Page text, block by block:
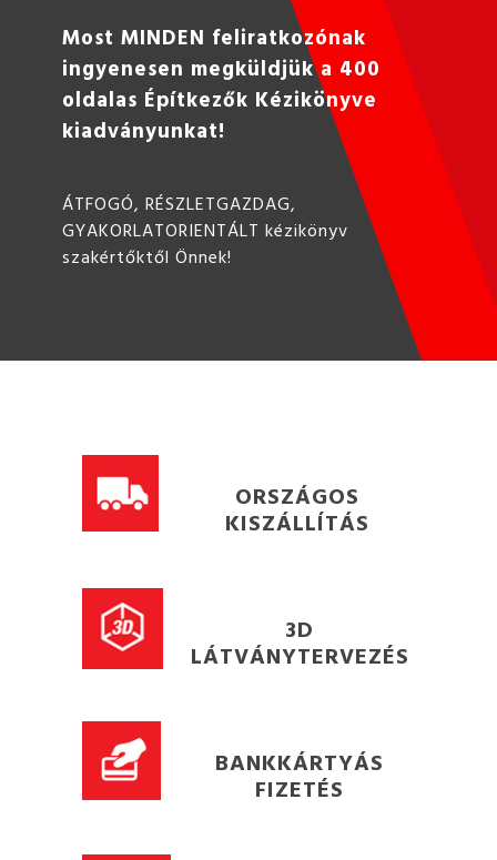
Most MINDEN feliratkozónak
ingyenesen megküldjük a 400
oldalas Építkezők Kézikönyve
kiadványunkat!
ÁTFOGÓ, RÉSZLETGAZDAG,
GYAKORLATORIENTÁLT kézikönyv
szakértőktől Önnek!
ORSZÁGOS
KISZÁLLÍTÁS
3D
LÁTVÁNYTERVEZÉS
BANKKÁRTYÁS
FIZETÉS